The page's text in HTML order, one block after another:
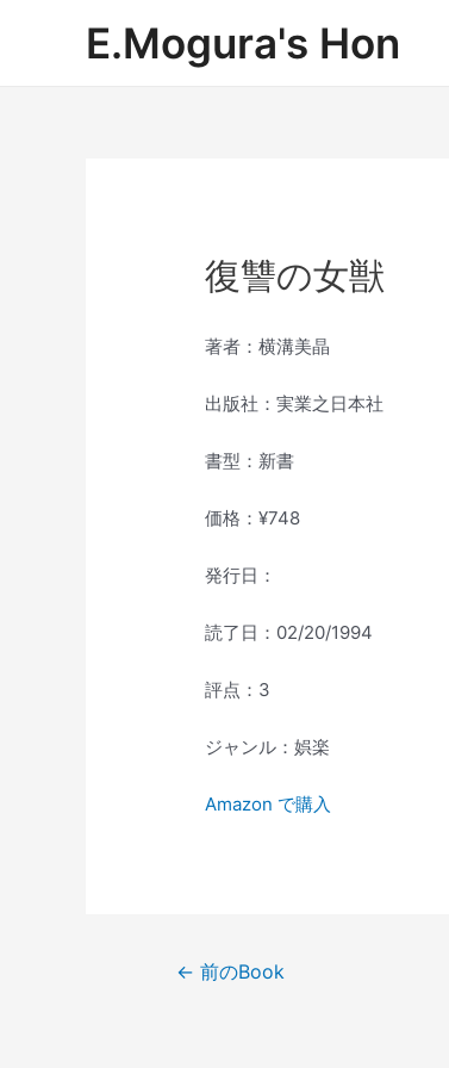
E.Mogura's Hon
復讐の女獣
著者：横溝美晶
出版社：実業之日本社
書型：新書
価格：¥748
発行日：
読了日：02/20/1994
評点：3
ジャンル：娯楽
Amazon で購入
← 前のBook